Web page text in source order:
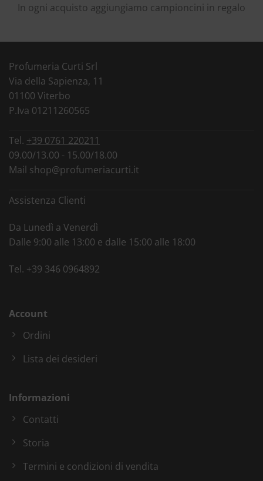
In ogni acquisto aggiungiamo campioncini in regalo
Profumeria Curti Srl
Via della Sapienza, 11
01100 Viterbo
P.Iva 01211260565
Tel. +39 0761 220211
09.00/13.00 - 15.00/18.00
Mail shop@profumeriacurti.it
Assistenza Clienti
Da Lunedì a Venerdì
Dalle 9:00 alle 13:00 e dalle 15:00 alle 18:00
Tel. +39 346 0964892
Account
Ordini
Lista dei desideri
Informazioni
Contatti
Storia
Termini e condizioni di vendita